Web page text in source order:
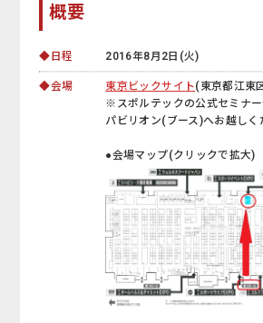
概要
◆日程 2016年8月2日(火)
◆会場 東京ビックサイト(東京都江東
※スポルテックの公式セミナ
パビリオン(ブース)へお越しく
●会場マップ(クリックで拡大)